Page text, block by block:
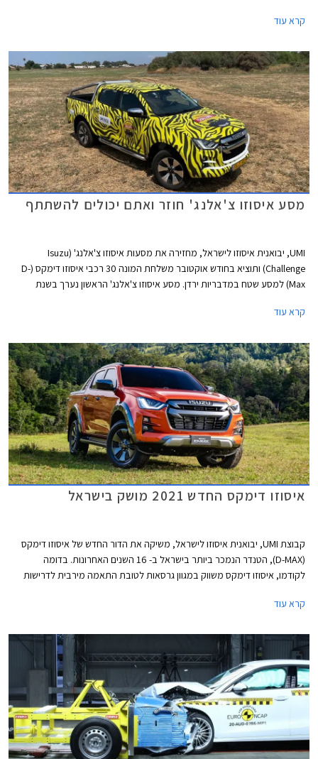
קרא עוד
מסע איסוזו צ'אלנג' חוזר ואתם יכולים להשתתף
UMI, יבואנית איסוזו לישראל, מחזירה את מסעות איסוזו צ'אלנג' (Isuzu
Challenge) ותוציא בחודש אוקטובר משלחת המונה 30 רכבי איסוזו דימקס (D-
Max) למסע שטח במדבריות ירדן. מסע איסוזו צ'אלנג' הראשון נערך בשנת
להימילאיה, לוייאטנם וללאוס, בכולם נעשה שימוש ברכבי איסוזו מדגמי העבר
קרא עוד
איסוזו דימקס החדש 2021 מושק בישראל
קבוצת UMI, יבואנית איסוזו לישראל, משיקה את הדור החדש של איסוזו דימקס
(D-MAX), הטנדר הנמכר ביותר בישראל ב- 16 השנים האחרונות. בדומה
לקודמו, איסוזו דימקס משווק במגוון גרסאות לטובת התאמה מירבית לדרישות
ידני או אוטומטי, והנעה אחורית או כפולה 4x4.
קרא עוד